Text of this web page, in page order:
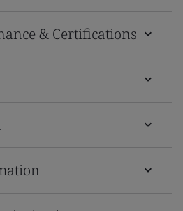
& Certifications